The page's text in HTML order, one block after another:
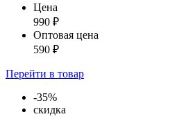
Цена
990 ₽
Оптовая цена
590 ₽
Перейти в товар
-35%
скидка